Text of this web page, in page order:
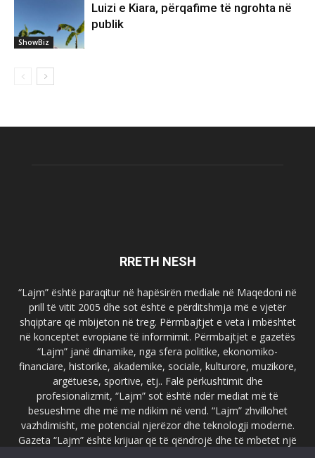
ShowBiz
Luizi e Kiara, përqafime të ngrohta në
publik
RRETH NESH
“Lajm” është paraqitur në hapësirën mediale në Maqedoni në
prill të vitit 2005 dhe sot është e përditshmja më e vjetër
shqiptare që mbijeton në treg. Përmbajtjet e veta i mbështet
në konceptet evropiane të informimit. Përmbajtjet e gazetës
“Lajm” janë dinamike, nga sfera politike, ekonomiko-
financiare, historike, akademike, sociale, kulturore, muzikore,
argëtuese, sportive, etj.. Falë përkushtimit dhe
profesionalizmit, “Lajm” sot është ndër mediat më të
besueshme dhe më me ndikim në vend. “Lajm” zhvillohet
vazhdimisht, me potencial njerëzor dhe teknologji moderne.
Gazeta “Lajm” është krijuar që të qëndrojë dhe të mbetet një